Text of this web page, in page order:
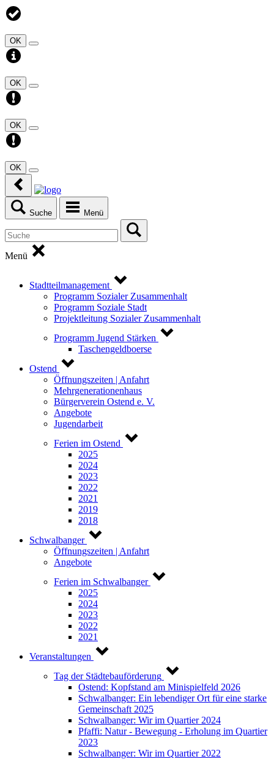
OK
OK
OK
OK
Suche Menü
Menü
Stadtteilmanagement
Programm Sozialer Zusammenhalt
Programm Soziale Stadt
Projektleitung Sozialer Zusammenhalt
Programm Jugend Stärken
Taschengeldboerse
Ostend
Öffnungszeiten | Anfahrt
Mehrgenerationenhaus
Bürgerverein Ostend e. V.
Angebote
Jugendarbeit
Ferien im Ostend
2025
2024
2023
2022
2021
2019
2018
Schwalbanger
Öffnungszeiten | Anfahrt
Angebote
Ferien im Schwalbanger
2025
2024
2023
2022
2021
Veranstaltungen
Tag der Städtebauförderung
Ostend: Kopfstand am Minispielfeld 2026
Schwalbanger: Ein lebendiger Ort für eine starke
Gemeinschaft 2025
Schwalbanger: Wir im Quartier 2024
Pfaffi: Natur - Bewegung - Erholung im Quartier
2023
Schwalbanger: Wir im Quartier 2022